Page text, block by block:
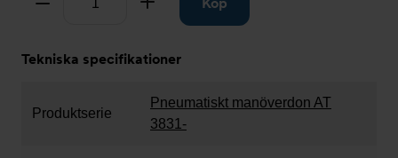
Tekniska specifikationer
Produktserie
Pneumatiskt manöverdon AT
3831-